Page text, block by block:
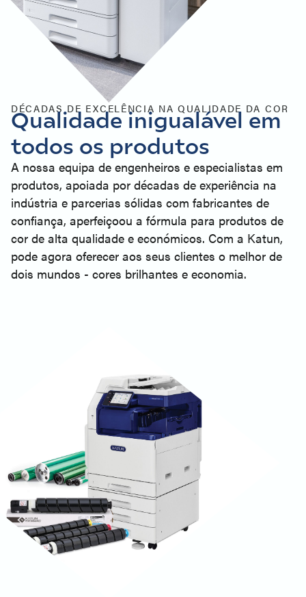
DÉCADAS DE EXCELÊNCIA NA QUALIDADE DA COR
Qualidade inigualável em
todos os produtos
A nossa equipa de engenheiros e especialistas em
produtos, apoiada por décadas de experiência na
indústria e parcerias sólidas com fabricantes de
confiança, aperfeiçoou a fórmula para produtos de
cor de alta qualidade e económicos. Com a Katun,
pode agora oferecer aos seus clientes o melhor de
dois mundos - cores brilhantes e economia.